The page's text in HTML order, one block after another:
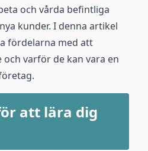
och vårda befintliga
kunder. I denna artikel
fördelarna med att
varför de kan vara en
att lära dig